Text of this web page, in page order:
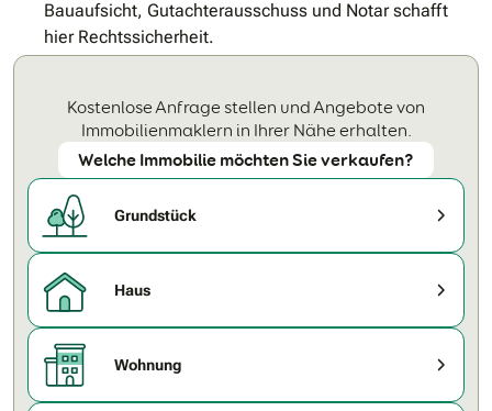
Bauaufsicht, Gutachterausschuss und Notar schafft
hier Rechtssicherheit.
Kostenlose Anfrage stellen und Angebote von
Immobilienmaklern in Ihrer Nähe erhalten.
Welche Immobilie möchten Sie verkaufen?
Grundstück
Haus
Wohnung